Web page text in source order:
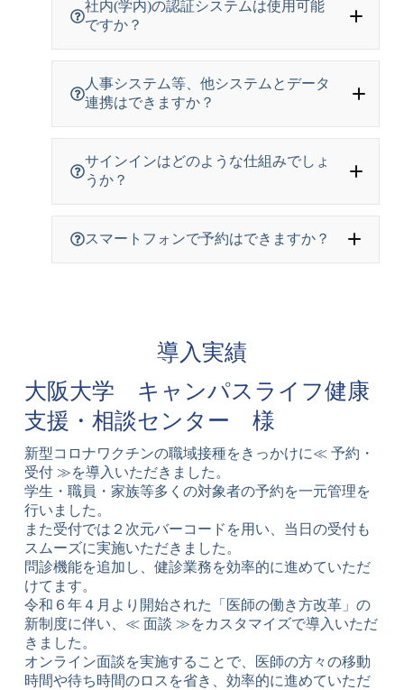
社内(学内)の認証システムは使用可能
ですか？
人事システム等、他システムとデータ
連携はできますか？
サインインはどのような仕組みでしょ
うか？
スマートフォンで予約はできますか？
導入実績
大阪大学 キャンパスライフ健康
支援・相談センター 様
新型コロナワクチンの職域接種をきっかけに≪ 予約・
受付 ≫を導入いただきました。
学生・職員・家族等多くの対象者の予約を一元管理を
行いました。
また受付では２次元バーコードを用い、当日の受付も
スムーズに実施いただきました。
問診機能を追加し、健診業務を効率的に進めていただ
けてます。
令和６年４月より開始された「医師の働き方改革」の
新制度に伴い、≪ 面談 ≫をカスタマイズで導入いただ
きました。
オンライン面談を実施することで、医師の方々の移動
時間や待ち時間のロスを省き、効率的に進めていただ